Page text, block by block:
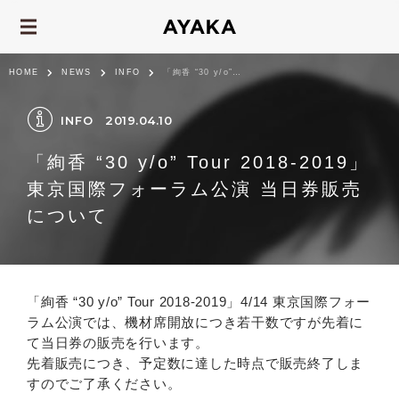
HOME NEWS INFO 「絢香 “30 y/o” Tour 2018-2019」東京国際フォーラム公演 当日券販売について
INFO 2019.04.10
「絢香 “30 y/o” Tour 2018-2019」
東京国際フォーラム公演 当日券販売
について
「絢香 “30 y/o” Tour 2018-2019」4/14 東京国際フォー
ラム公演では、機材席開放につき若干数ですが先着に
て当日券の販売を行います。
先着販売につき、予定数に達した時点で販売終了しま
すのでご了承ください。